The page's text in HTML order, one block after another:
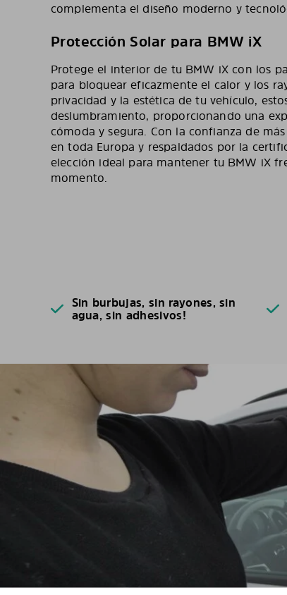
complementa el diseño moderno y
Protección Solar para BMW iX
Protege el interior de tu BMW iX con los
para bloquear eficazmente el calor y los
privacidad y la estética de tu vehículo,
deslumbramiento, proporcionando una
cómoda y segura. Con la confianza de
en toda Europa y respaldados por la
elección ideal para mantener tu BMW iX
momento.
Sin burbujas, sin rayones, sin
agua, sin adhesivos!